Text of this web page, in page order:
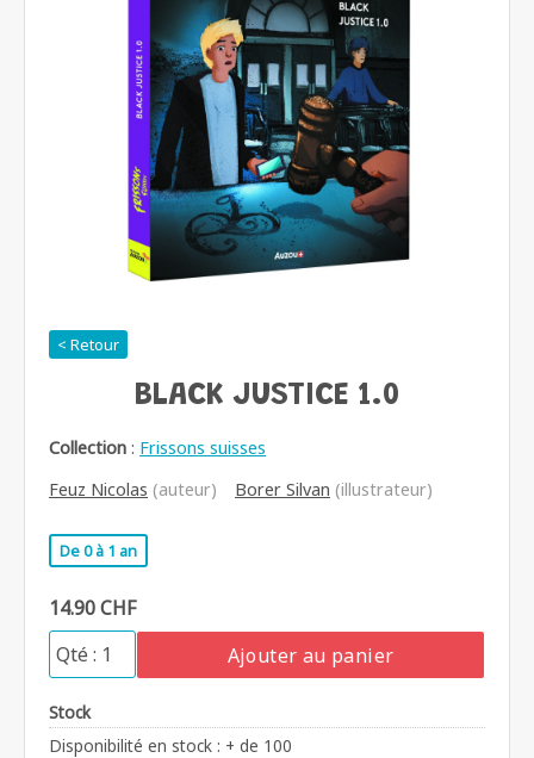
< Retour
BLACK JUSTICE 1.0
Collection : Frissons suisses
Feuz Nicolas (auteur) Borer Silvan (illustrateur)
De 0 à 1 an
14.90 CHF
Ajouter au panier
Stock
Disponibilité en stock : + de 100